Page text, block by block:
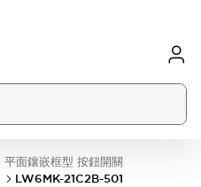
平面鑲嵌框型 按鈕開關
LW6MK-21C2B-501